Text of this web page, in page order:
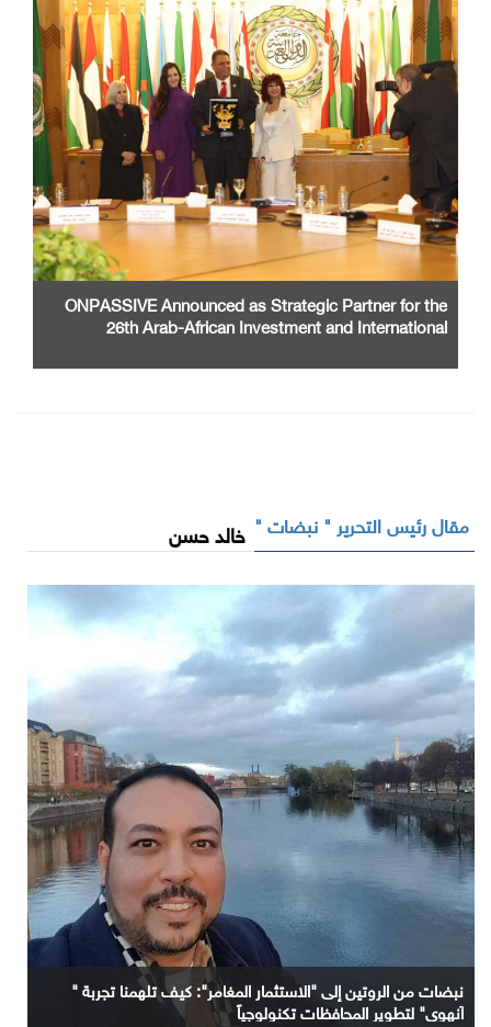
ONPASSIVE Announced as Strategic Partner for the
26th Arab-African Investment and International
مقال رئيس التحرير " نبضات " خالد حسن
نبضات من الروتين إلى "الاستثمار المغامر": كيف تلهمنا تجربة "
آنهوي" لتطوير المحافظات تكنولوجياً